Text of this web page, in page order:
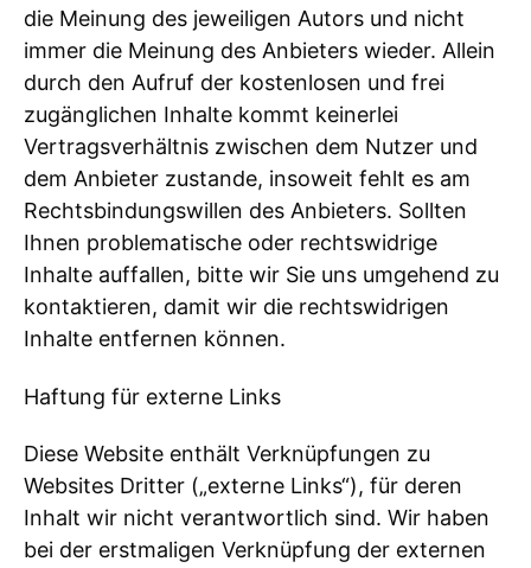
die Meinung des jeweiligen Autors und nicht
immer die Meinung des Anbieters wieder. Allein
durch den Aufruf der kostenlosen und frei
zugänglichen Inhalte kommt keinerlei
Vertragsverhältnis zwischen dem Nutzer und
dem Anbieter zustande, insoweit fehlt es am
Rechtsbindungswillen des Anbieters. Sollten
Ihnen problematische oder rechtswidrige
Inhalte auffallen, bitte wir Sie uns umgehend zu
kontaktieren, damit wir die rechtswidrigen
Inhalte entfernen können.
Haftung für externe Links
Diese Website enthält Verknüpfungen zu
Websites Dritter („externe Links“), für deren
Inhalt wir nicht verantwortlich sind. Wir haben
bei der erstmaligen Verknüpfung der externen